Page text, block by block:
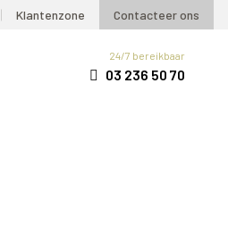
Klantenzone Contacteer ons
24/7 bereikbaar
03 236 50 70